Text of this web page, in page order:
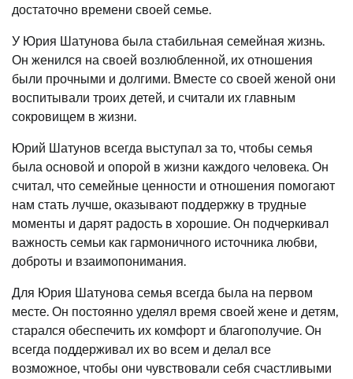
достаточно времени своей семье.
У Юрия Шатунова была стабильная семейная жизнь.
Он женился на своей возлюбленной, их отношения
были прочными и долгими. Вместе со своей женой они
воспитывали троих детей, и считали их главным
сокровищем в жизни.
Юрий Шатунов всегда выступал за то, чтобы семья
была основой и опорой в жизни каждого человека. Он
считал, что семейные ценности и отношения помогают
нам стать лучше, оказывают поддержку в трудные
моменты и дарят радость в хорошие. Он подчеркивал
важность семьи как гармоничного источника любви,
доброты и взаимопонимания.
Для Юрия Шатунова семья всегда была на первом
месте. Он постоянно уделял время своей жене и детям,
старался обеспечить их комфорт и благополучие. Он
всегда поддерживал их во всем и делал все
возможное, чтобы они чувствовали себя счастливыми